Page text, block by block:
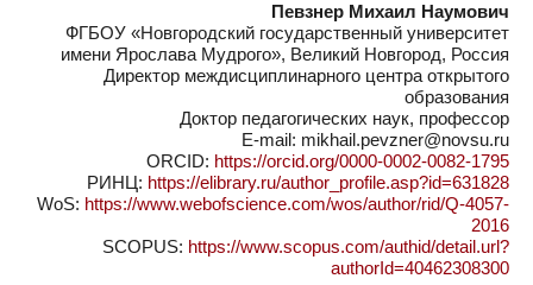
Певзнер Михаил Наумович
ФГБОУ «Новгородский государственный университет
имени Ярослава Мудрого», Великий Новгород, Россия
Директор междисциплинарного центра открытого
образования
Доктор педагогических наук, профессор
E-mail: mikhail.pevzner@novsu.ru
ORCID: https://orcid.org/0000-0002-0082-1795
РИНЦ: https://elibrary.ru/author_profile.asp?id=631828
WoS: https://www.webofscience.com/wos/author/rid/Q-4057-
2016
SCOPUS: https://www.scopus.com/authid/detail.url?
authorId=40462308300